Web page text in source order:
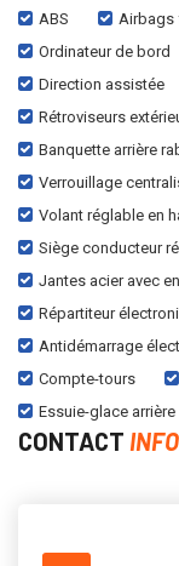
ABS Airbags
Ordinateur de bord
Direction assistée
Rétroviseurs
Banquette arrière
Verrouillage
Volant réglable en
Siège conducteur
Jantes acier avec
Répartiteur
Antidémarrage
Compte-tours
Essuie-glace arrière
CONTACT